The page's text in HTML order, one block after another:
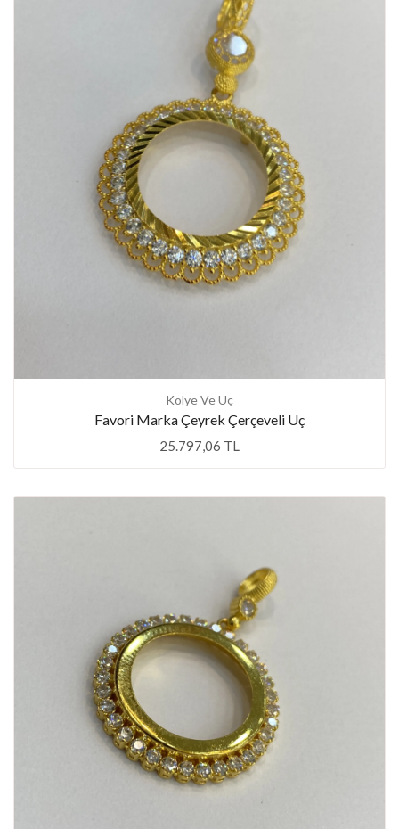
Kolye Ve Uç
Favori Marka Çeyrek Çerçeveli Uç
25.797,06 TL